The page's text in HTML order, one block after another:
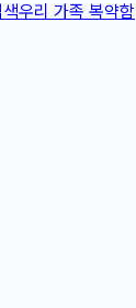
우리 가족 복약함